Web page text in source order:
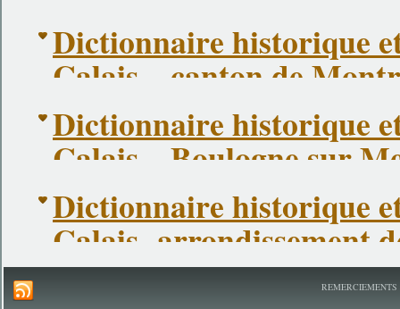
Dictionnaire historique
Calais – canton de
Dictionnaire historique
Calais – Boulogne sur
Dictionnaire historique
Calais -arrondissement